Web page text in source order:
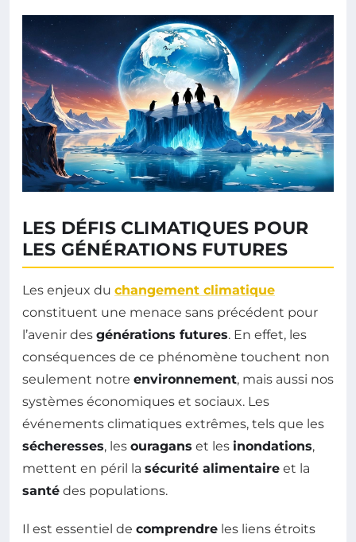
LES DÉFIS CLIMATIQUES POUR
LES GÉNÉRATIONS FUTURES
Les enjeux du changement climatique
constituent une menace sans précédent pour
l’avenir des générations futures. En effet, les
conséquences de ce phénomène touchent non
seulement notre environnement, mais aussi nos
systèmes économiques et sociaux. Les
événements climatiques extrêmes, tels que les
sécheresses, les ouragans et les inondations,
mettent en péril la sécurité alimentaire et la
santé des populations.
Il est essentiel de comprendre les liens étroits